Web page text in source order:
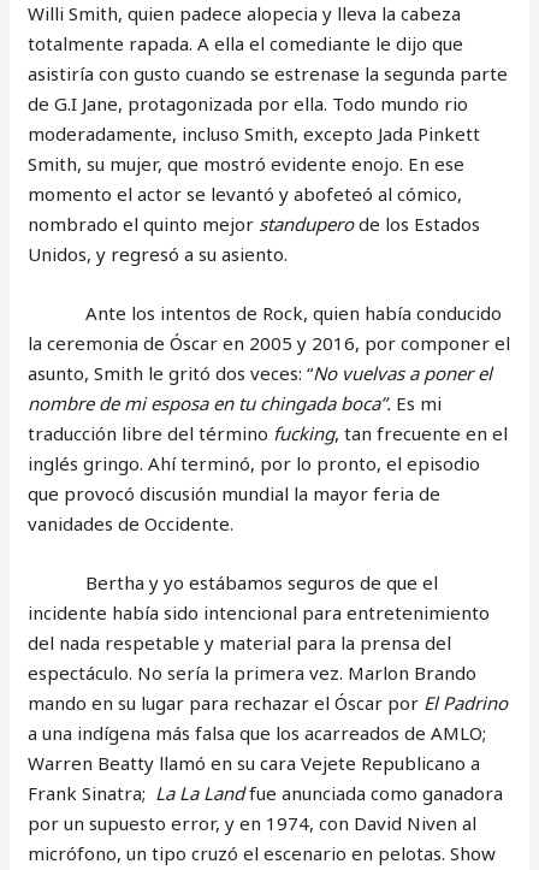
Willi Smith, quien padece alopecia y lleva la cabeza
totalmente rapada. A ella el comediante le dijo que
asistiría con gusto cuando se estrenase la segunda parte
de G.I Jane, protagonizada por ella. Todo mundo rio
moderadamente, incluso Smith, excepto Jada Pinkett
Smith, su mujer, que mostró evidente enojo. En ese
momento el actor se levantó y abofeteó al cómico,
nombrado el quinto mejor standuperode los Estados
Unidos, y regresó a su asiento.
Ante los intentos de Rock, quien había conducido
la ceremonia de Óscar en 2005 y 2016, por componer el
asunto, Smith le gritó dos veces: “No vuelvas a poner el
nombre de mi esposa en tu chingada boca”. Es mi
traducción libre del término fucking, tan frecuente en el
inglés gringo. Ahí terminó, por lo pronto, el episodio
que provocó discusión mundial la mayor feria de
vanidades de Occidente.
Bertha y yo estábamos seguros de que el
incidente había sido intencional para entretenimiento
del nada respetable y material para la prensa del
espectáculo. No sería la primera vez. Marlon Brando
mando en su lugar para rechazar el Óscar por El Padrino
a una indígena más falsa que los acarreados de AMLO;
Warren Beatty llamó en su cara Vejete Republicano a
Frank Sinatra; La La Landfue anunciada como ganadora
por un supuesto error, y en 1974, con David Niven al
micrófono, un tipo cruzó el escenario en pelotas. Show